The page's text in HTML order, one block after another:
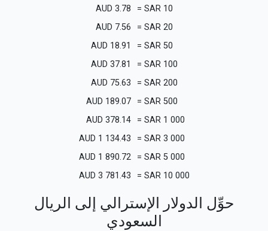
10
SAR
=
3.78
AUD
20
SAR
=
7.56
AUD
50
SAR
=
18.91
AUD
100
SAR
=
37.81
AUD
200
SAR
=
75.63
AUD
500
SAR
=
189.07
AUD
1 000
SAR
=
378.14
AUD
3 000
SAR
=
1 134.43
AUD
5 000
SAR
=
1 890.72
AUD
10 000
SAR
=
3 781.43
AUD
حوِّل الدولار الإسترالي إلى الريال
السعودي